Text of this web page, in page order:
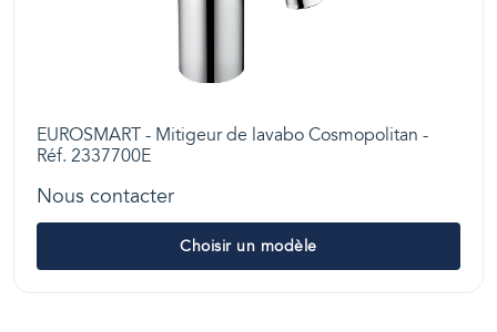
EUROSMART - Mitigeur de lavabo Cosmopolitan -
Réf. 2337700E
Nous contacter
Choisir un modèle